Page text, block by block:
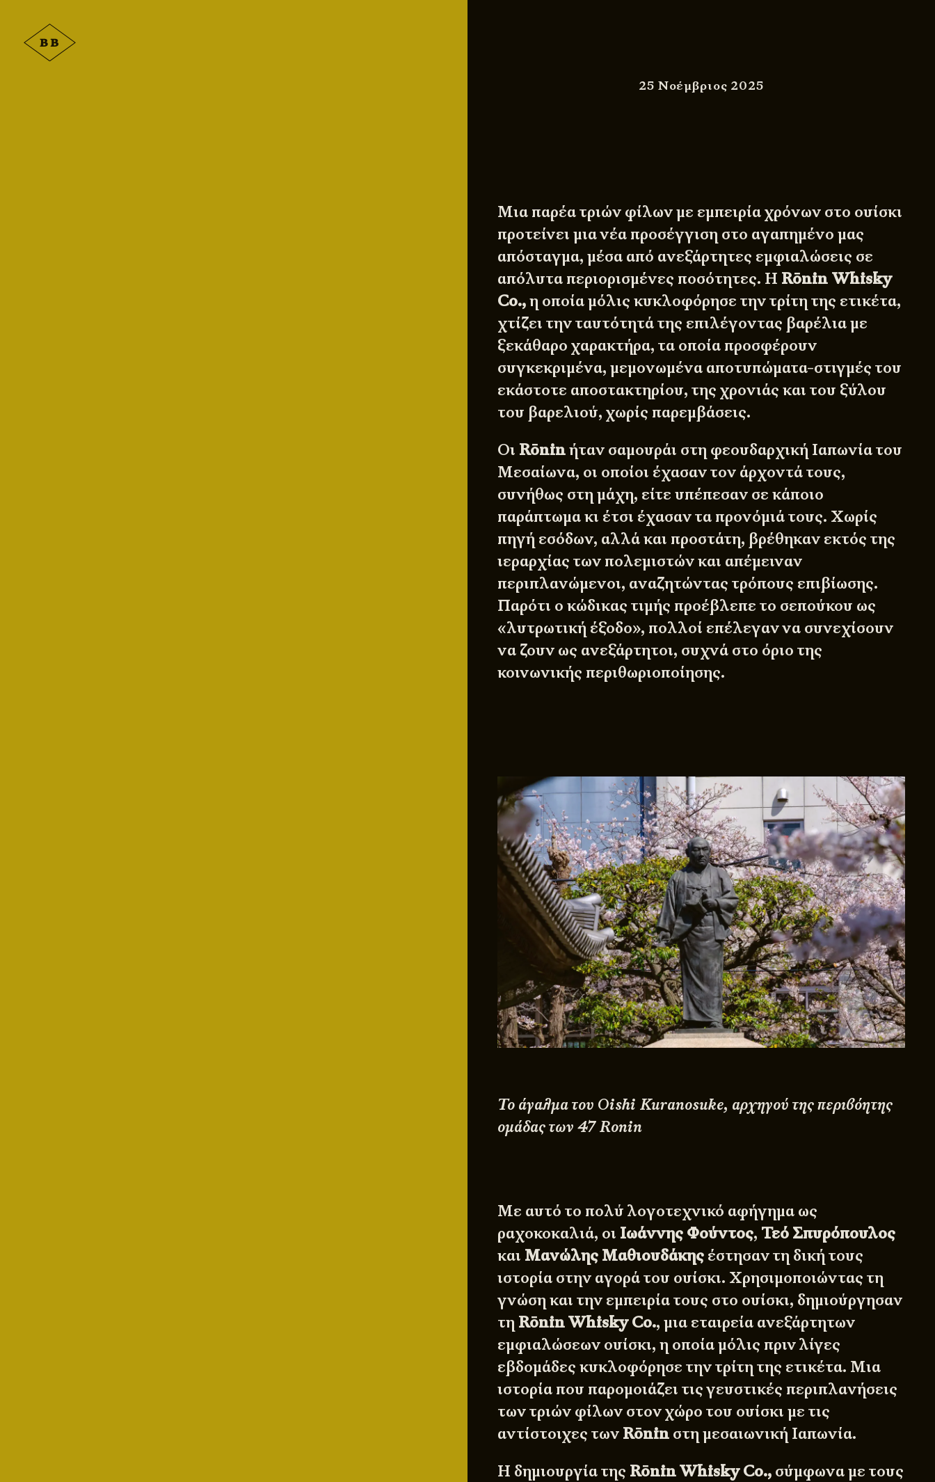
25 Νοέμβριος 2025
Μια παρέα τριών φίλων με εμπειρία χρόνων στο ουίσκι
προτείνει μια νέα προσέγγιση στο αγαπημένο μας
απόσταγμα, μέσα από ανεξάρτητες εμφιαλώσεις σε
απόλυτα περιορισμένες ποσότητες. Η Rōnin Whisky
Co.,η οποία μόλις κυκλοφόρησε την τρίτη της ετικέτα,
χτίζει την ταυτότητά της επιλέγοντας βαρέλια με
ξεκάθαρο χαρακτήρα, τα οποία προσφέρουν
συγκεκριμένα, μεμονωμένα αποτυπώματα-στιγμές του
εκάστοτε αποστακτηρίου, της χρονιάς και του ξύλου
του βαρελιού, χωρίς παρεμβάσεις.
Οι Rōninήταν σαμουράι στη φεουδαρχική Ιαπωνία του
Μεσαίωνα, οι οποίοι έχασαν τον άρχοντά τους,
συνήθως στη μάχη, είτε υπέπεσαν σε κάποιο
παράπτωμα κι έτσι έχασαν τα προνόμιά τους. Χωρίς
πηγή εσόδων, αλλά και προστάτη, βρέθηκαν εκτός της
ιεραρχίας των πολεμιστών και απέμειναν
περιπλανώμενοι, αναζητώντας τρόπους επιβίωσης.
Παρότι ο κώδικας τιμής προέβλεπε το σεπούκου ως
«λυτρωτική έξοδο», πολλοί επέλεγαν να συνεχίσουν
να ζουν ως ανεξάρτητοι, συχνά στο όριο της
κοινωνικής περιθωριοποίησης.
Το άγαλμα του Oishi Kuranosuke, αρχηγού της περιβόητης
ομάδας των 47 Ronin
Με αυτό το πολύ λογοτεχνικό αφήγημα ως
ραχοκοκαλιά, οι Ιωάννης Φούντος, Τεό Σπυρόπουλος
και Μανώλης Μαθιουδάκης έστησαν τη δική τους
ιστορία στην αγορά του ουίσκι. Χρησιμοποιώντας τη
γνώση και την εμπειρία τους στο ουίσκι, δημιούργησαν
τη Rōnin Whisky Co., μια εταιρεία ανεξάρτητων
εμφιαλώσεων ουίσκι, η οποία μόλις πριν λίγες
εβδομάδες κυκλοφόρησε την τρίτη της ετικέτα. Μια
ιστορία που παρομοιάζει τις γευστικές περιπλανήσεις
των τριών φίλων στον χώρο του ουίσκι με τις
αντίστοιχες των Rōnin στη μεσαιωνική Ιαπωνία.
Η δημιουργία της Rōnin Whisky Co., σύμφωνα με τους